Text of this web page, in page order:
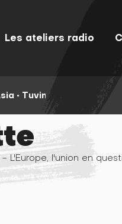
Les ateliers radio
• Tuvinian Singers &
L'Europe, l'union en